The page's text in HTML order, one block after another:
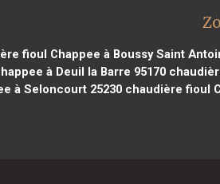
fioul Chappee à Boussy Saint
à Deuil la Barre 95170
à Seloncourt 25230 chaudière fioul